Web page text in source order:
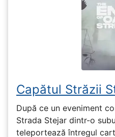
Capătul Străzii
După ce un eveniment
Strada Stejar dintr-o
teleportează întregul